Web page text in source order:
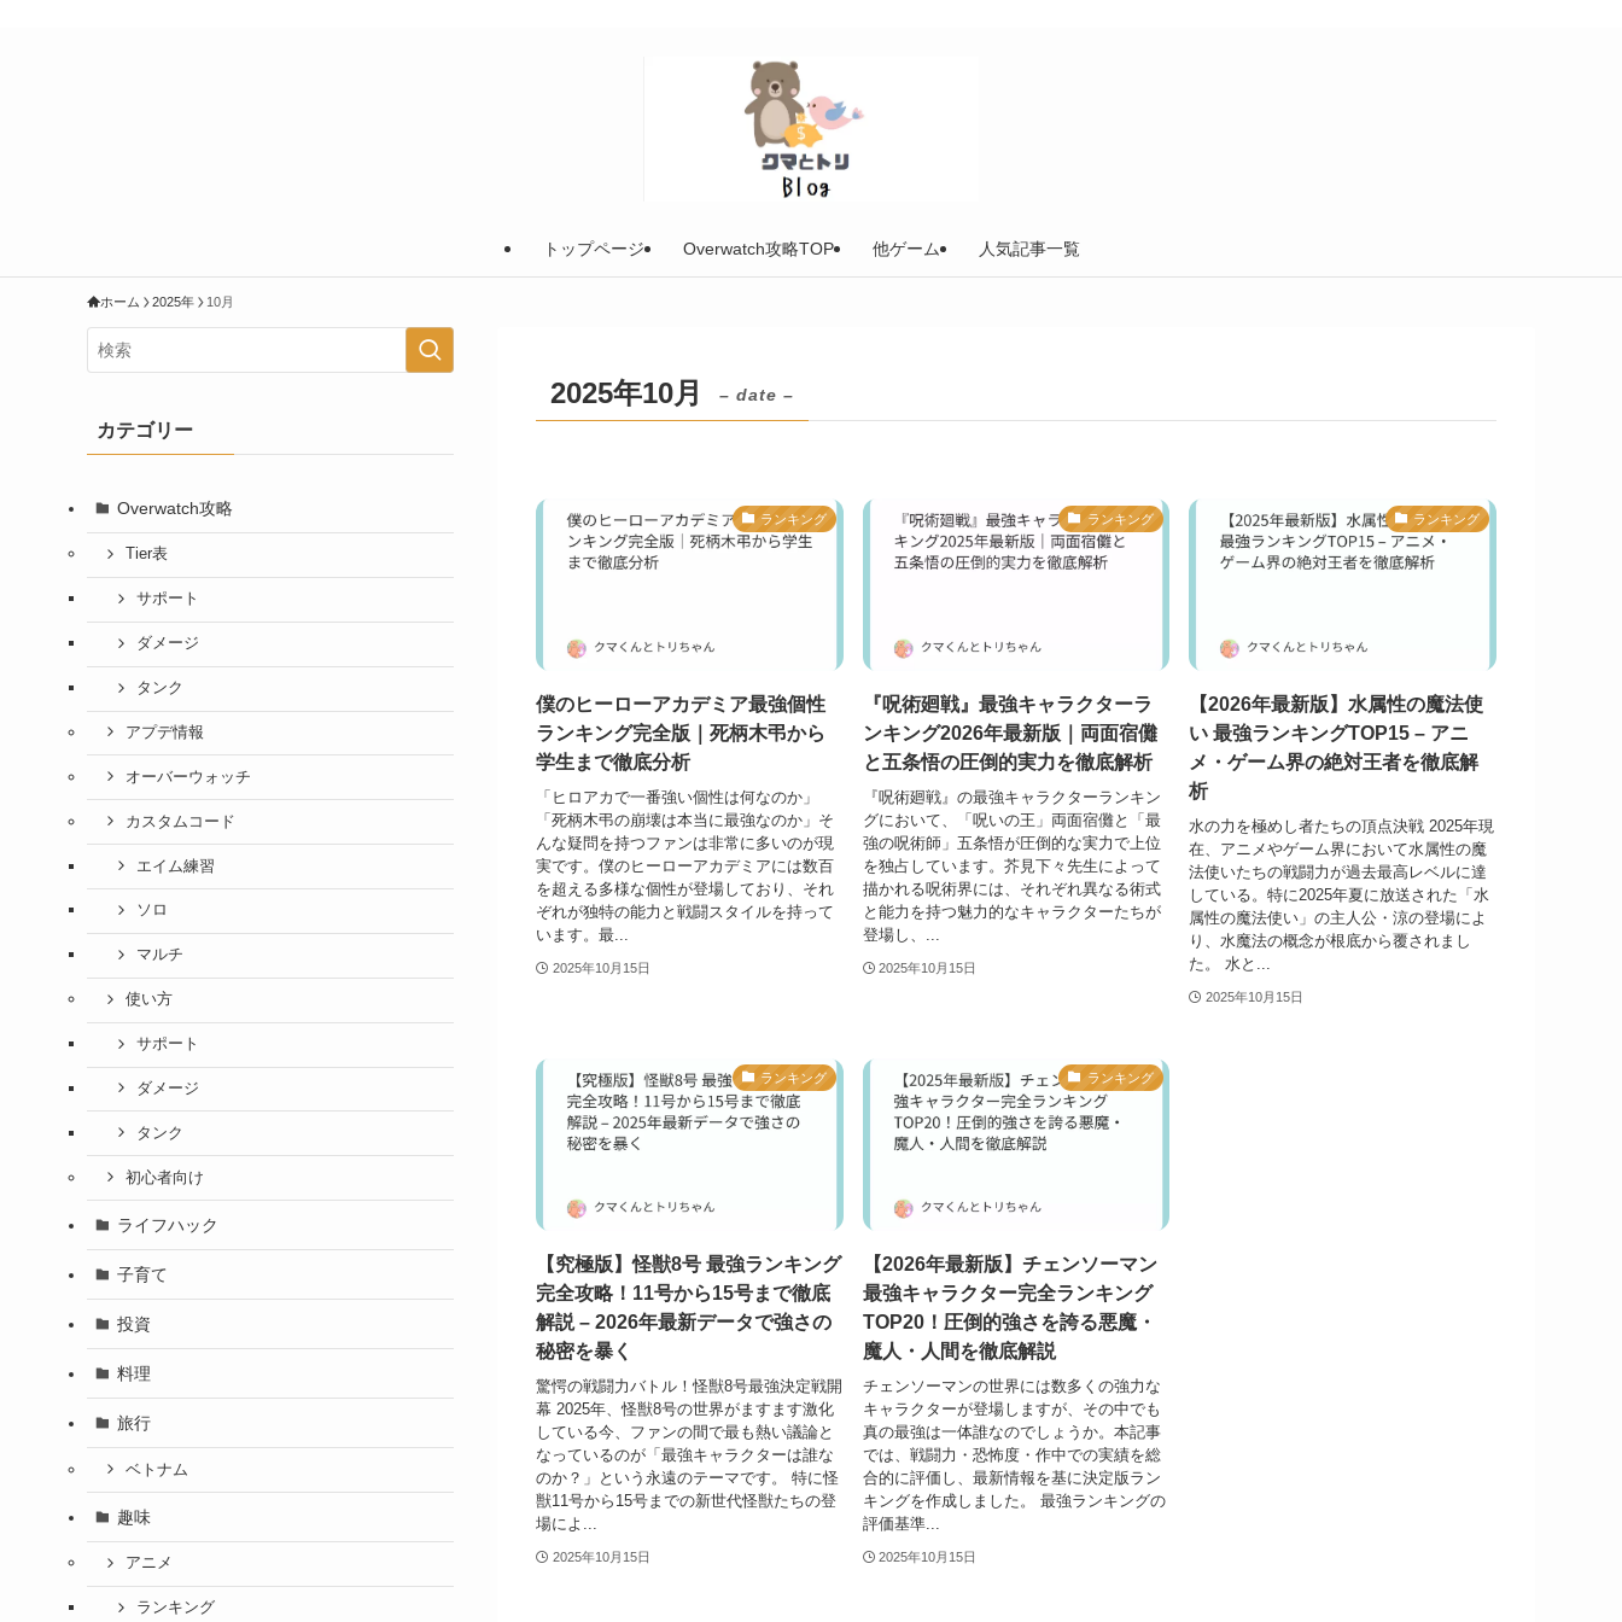
トップページ Overwatch攻略TOP 他ゲーム 人気記事一覧
ホーム 2025年 10月
2025年10月 – date –
ランキング
僕のヒーローアカデミア最強個性
ランキング完全版｜死柄木弔から
学生まで徹底分析
「ヒロアカで一番強い個性は何なのか」
「死柄木弔の崩壊は本当に最強なのか」そ
んな疑問を持つファンは非常に多いのが現
実です。僕のヒーローアカデミアには数百
を超える多様な個性が登場しており、それ
ぞれが独特の能力と戦闘スタイルを持って
います。最...
2025年10月15日
ランキング
『呪術廻戦』最強キャラクターラ
ンキング2026年最新版｜両面宿儺
と五条悟の圧倒的実力を徹底解析
『呪術廻戦』の最強キャラクターランキン
グにおいて、「呪いの王」両面宿儺と「最
強の呪術師」五条悟が圧倒的な実力で上位
を独占しています。芥見下々先生によって
描かれる呪術界には、それぞれ異なる術式
と能力を持つ魅力的なキャラクターたちが
登場し、...
2025年10月15日
ランキング
【2026年最新版】水属性の魔法使
い 最強ランキングTOP15 – アニ
メ・ゲーム界の絶対王者を徹底解
析
水の力を極めし者たちの頂点決戦 2025年現
在、アニメやゲーム界において水属性の魔
法使いたちの戦闘力が過去最高レベルに達
している。特に2025年夏に放送された「水
属性の魔法使い」の主人公・涼の登場によ
り、水魔法の概念が根底から覆されまし
た。 水と...
2025年10月15日
ランキング
【究極版】怪獣8号 最強ランキング
完全攻略！11号から15号まで徹底
解説 – 2026年最新データで強さの
秘密を暴く
驚愕の戦闘力バトル！怪獣8号最強決定戦開
幕 2025年、怪獣8号の世界がますます激化
している今、ファンの間で最も熱い議論と
なっているのが「最強キャラクターは誰な
のか？」という永遠のテーマです。 特に怪
獣11号から15号までの新世代怪獣たちの登
場によ...
2025年10月15日
ランキング
【2026年最新版】チェンソーマン
最強キャラクター完全ランキング
TOP20！圧倒的強さを誇る悪魔・
魔人・人間を徹底解説
チェンソーマンの世界には数多くの強力な
キャラクターが登場しますが、その中でも
真の最強は一体誰なのでしょうか。本記事
では、戦闘力・恐怖度・作中での実績を総
合的に評価し、最新情報を基に決定版ラン
キングを作成しました。 最強ランキングの
評価基準...
2025年10月15日
カテゴリー
Overwatch攻略
Tier表
サポート
ダメージ
タンク
アプデ情報
オーバーウォッチ
カスタムコード
エイム練習
ソロ
マルチ
使い方
サポート
ダメージ
タンク
初心者向け
ライフハック
子育て
投資
料理
旅行
ベトナム
趣味
アニメ
ランキング